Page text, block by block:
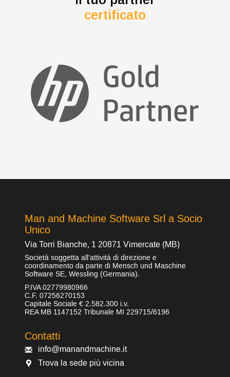
certificato
Man and Machine Software Srl a Socio
Unico
Via Torri Bianche, 1 20871 Vimercate (MB)
Società soggetta all'attività di direzione e
coordinamento da parte di Mensch und Maschine
Software SE, Wessling (Germania).
P.IVA 02779980966
C.F. 07256270153
Capitale Sociale € 2.582.300 i.v.
REA MB 1147152 Tribunale MI 229715/6196
Contatti
info@manandmachine.it
Trova la sede più vicina